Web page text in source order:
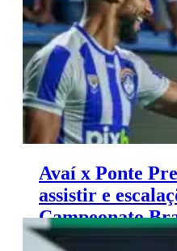
Avaí x Ponte
assistir e
Campeonato
(22/11)